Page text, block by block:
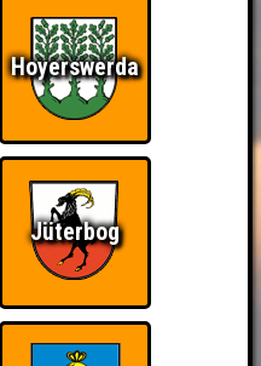
Hoyerswerda
Jüterbog